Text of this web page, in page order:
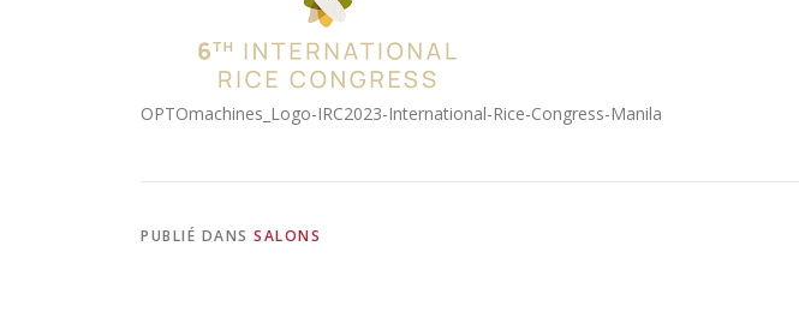
OPTOmachines_Logo-IRC2023-International-Rice-Congress-Manila
PUBLIÉ DANS SALONS